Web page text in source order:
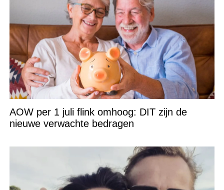
AOW per 1 juli flink omhoog: DIT zijn de
nieuwe verwachte bedragen